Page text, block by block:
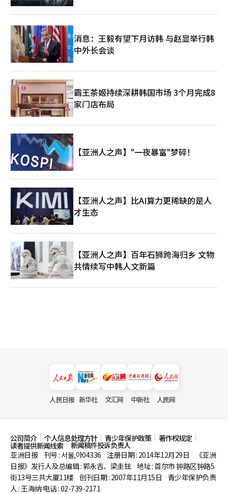
消息：王毅有望下月访韩 与赵显举行韩
中外长会谈
霸王茶姬持续深耕韩国市场 3个月完成8
家门店布局
【亚洲人之声】"一夜暴富"梦碎！
【亚洲人之声】比AI算力更稀缺的是人
才生态
【亚洲人之声】百年石狮跨海归乡 文物
共情续写中韩人文新篇
人民日报 新华社 文汇网 中新社 人民网
公司简介 个人信息处理方针 青少年保护政策 著作权规定
读者提供新闻线索
新闻稿件投诉负责人
亚洲日报
刊号 : 서울,아04336 注册日期 : 2014年12月29日
《亚洲
日报》发行人及总编辑 : 郭永吉、梁圭铉 地址 : 首尔市钟路区钟路5
街13号三共大厦11楼 创刊日期 : 2007年11月15日
青少年保护负责
人 : 王海纳 电话 : 02-739-2171